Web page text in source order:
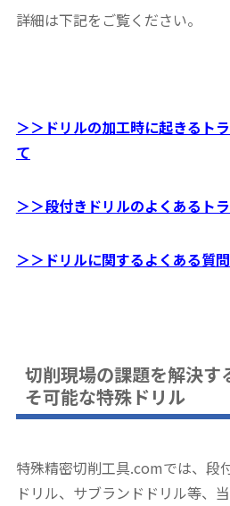
詳細は下記をご覧ください。
＞＞ドリルの加工時に起きるト
て
＞＞段付きドリルのよくあるト
＞＞ドリルに関するよくある質
切削現場の課題を解決す
そ可能な特殊ドリル
特殊精密切削工具.comでは、段
ドリル、サブランドドリル等、